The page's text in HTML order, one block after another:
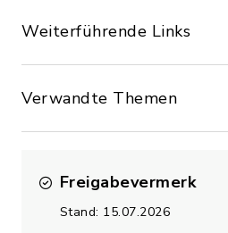
Weiterführende Links
Verwandte Themen
Freigabevermerk
Stand: 15.07.2026